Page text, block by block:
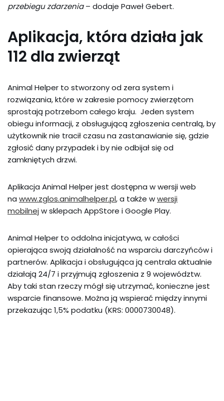
przebiegu zdarzenia– dodaje Paweł Gebert.
Aplikacja, która działa jak
112 dla zwierząt
Animal Helper to stworzony od zera system i
rozwiązania, które w zakresie pomocy zwierzętom
sprostają potrzebom całego kraju. Jeden system
obiegu informacji, z obsługującą zgłoszenia centralą, by
użytkownik nie tracił czasu na zastanawianie się, gdzie
zgłosić dany przypadek i by nie odbijał się od
zamkniętych drzwi.
Aplikacja Animal Helper jest dostępna w wersji web
na www.zglos.animalhelper.pl, a także wwersji
mobilnejw sklepach AppStore i Google Play.
Animal Helper to oddolna inicjatywa, w całości
opierająca swoją działalność na wsparciu darczyńców i
partnerów. Aplikacja i obsługująca ją centrala aktualnie
działają 24/7 i przyjmują zgłoszenia z 9 województw.
Aby taki stan rzeczy mógł się utrzymać, konieczne jest
wsparcie finansowe. Można ją wspierać między innymi
przekazując 1,5% podatku (KRS: 0000730048).